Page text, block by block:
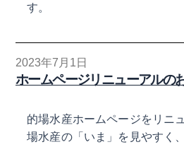
す。
2023年7月1日
ホームページリニューアルの
的場水産ホームページをリニ
場水産の「いま」を見やすく